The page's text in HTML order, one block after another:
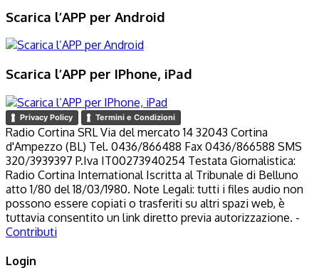
Scarica l’APP per Android
Scarica l’APP per IPhone, iPad
Privacy Policy Termini e Condizioni
Radio Cortina SRL Via del mercato 14 32043 Cortina
d'Ampezzo (BL) Tel. 0436/866488 Fax 0436/866588 SMS
320/3939397 P.Iva IT00273940254 Testata Giornalistica:
Radio Cortina International Iscritta al Tribunale di Belluno
atto 1/80 del 18/03/1980. Note Legali: tutti i files audio non
possono essere copiati o trasferiti su altri spazi web, è
tuttavia consentito un link diretto previa autorizzazione. -
Contributi
Login